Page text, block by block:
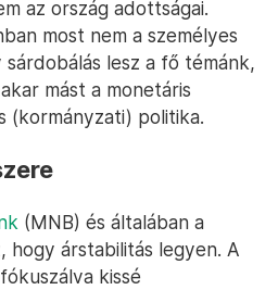
az ország adottságai.
most nem a személyes
lesz a fő témánk,
mást a monetáris
(kormányzati) politika.
(MNB) és általában a
hogy árstabilitás legyen. A
kissé